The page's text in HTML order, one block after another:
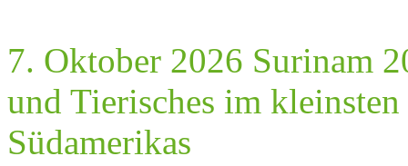
7. Oktober 2026 Surinam
und Tierisches im
Südamerikas